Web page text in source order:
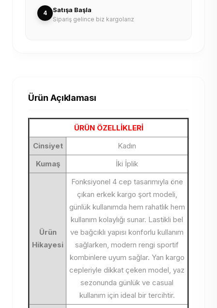
4 Satışa Başla
Sipariş gelince biz kargolarız
Ürün Açıklaması
ÜRÜN ÖZELLİKLERİ
Cinsiyet
Kadın
Kumaş
İki İplik
Ürün
Hikayesi
Fonksiyonel 4 cep tasarımıyla öne
çıkan erkek kargo şort modeli,
günlük kullanımda hem rahatlık hem
kullanım kolaylığı sunar. Lastikli bel
ve bağcıklı yapısı konforlu kullanım
sağlarken, modern rengi sportif
kombinlere uyum sağlar. Yan kargo
cepleriyle dikkat çeken model, yaz
sezonunda günlük ve casual
kullanım için ideal bir tercihtir.